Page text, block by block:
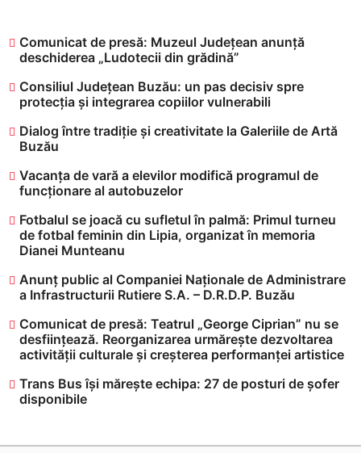
Comunicat de presă: Muzeul Județean anunță
deschiderea „Ludotecii din grădină”
Consiliul Județean Buzău: un pas decisiv spre
protecția și integrarea copiilor vulnerabili
Dialog între tradiție și creativitate la Galeriile de Artă
Buzău
Vacanța de vară a elevilor modifică programul de
funcționare al autobuzelor
​Fotbalul se joacă cu sufletul în palmă: Primul turneu
de fotbal feminin din Lipia, organizat în memoria
Dianei Munteanu
Anunț public al Companiei Naționale de Administrare
a Infrastructurii Rutiere S.A. – D.R.D.P. Buzău
Comunicat de presă: Teatrul „George Ciprian” nu se
desființează. Reorganizarea urmărește dezvoltarea
activității culturale și creșterea performanței artistice
Trans Bus își mărește echipa: 27 de posturi de șofer
disponibile